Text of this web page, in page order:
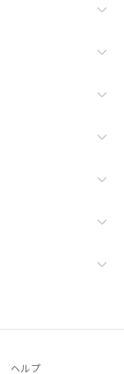
ヘルプ